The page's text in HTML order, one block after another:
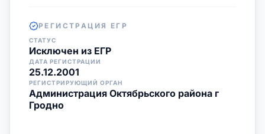
РЕГИСТРАЦИЯ ЕГР
СТАТУС
Исключен из ЕГР
ДАТА РЕГИСТРАЦИИ
25.12.2001
РЕГИСТРИРУЮЩИЙ ОРГАН
Администрация Октябрьского района г
Гродно